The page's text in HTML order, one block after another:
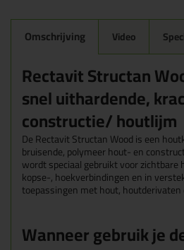
Omschrijving Video
Rectavit Structan
snel uithardende,
constructie/ houtlijm
De Rectavit Structan Wood is een
bruisende, polymeer hout- en
wordt speciaal gebruikt voor zichtbare
kopse-, hoekverbindingen en in
toepassingen met hout,
Wanneer gebruik je